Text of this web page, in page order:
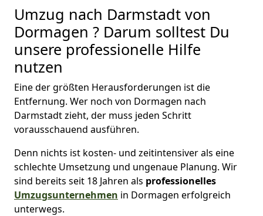
Umzug nach Darmstadt von
Dormagen ? Darum solltest Du
unsere professionelle Hilfe
nutzen
Eine der größten Herausforderungen ist die
Entfernung. Wer noch von Dormagen nach
Darmstadt zieht, der muss jeden Schritt
vorausschauend ausführen.
Denn nichts ist kosten- und zeitintensiver als eine
schlechte Umsetzung und ungenaue Planung. Wir
sind bereits seit 18 Jahren als professionelles
Umzugsunternehmen in Dormagen erfolgreich
unterwegs.